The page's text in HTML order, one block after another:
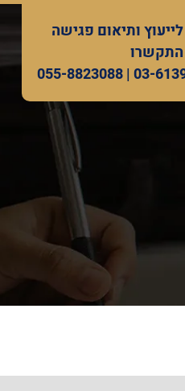
לייעוץ ותיאום פגישה
התקשרו
03-
055-8823088